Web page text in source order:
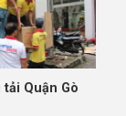
tải Quận Gò